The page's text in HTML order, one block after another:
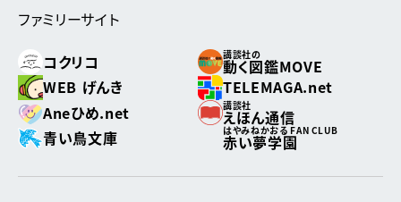
ファミリーサイト
コクリコ
講談社の
動く図鑑MOVE
WEB げんき
TELEMAGA.net
Aneひめ.net
講談社
えほん通信
青い鳥文庫
はやみねかおる FAN CLUB
赤い夢学園